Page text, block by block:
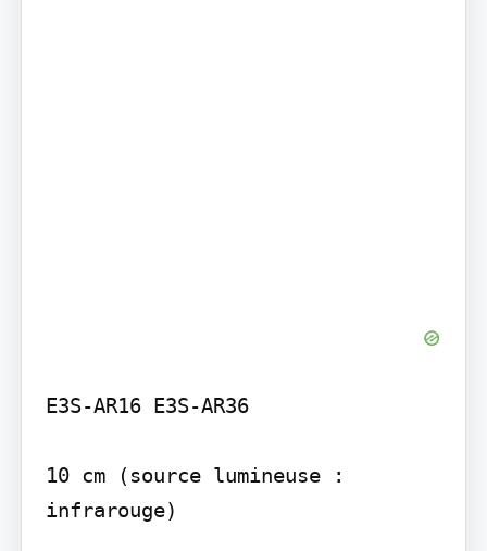
E3S-AR16 E3S-AR36
10 cm (source lumineuse :
infrarouge)